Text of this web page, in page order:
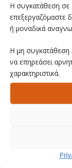
Η συγκατάθεση σε
επεξεργαζόμαστε
ή μοναδικά
Η μη συγκατάθεση
να επηρεάσει
χαρακτηριστικά.